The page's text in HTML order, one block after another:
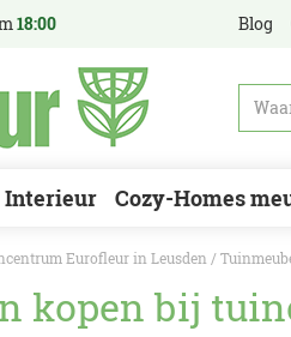
Eurofleur in Leusden
18:00 Blog
Interieur Cozy-Homes
kopen bij